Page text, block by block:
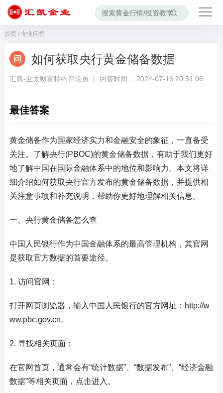
首页/ 专业问答
如何获取央行黄金储备数据
汇凯-亚太财富特约评论员 丨 回答时间： 2024-07-16 20:51:06
最佳答案
黄金储备作为国家经济实力和金融安全的象征，一直备受
关注。了解央行(PBOC)的黄金储备数据，有助于我们更好
地了解中国在国际金融体系中的地位和影响力。本文将详
细介绍如何获取央行官方发布的黄金储备数据，并提供相
关注意事项和补充说明，帮助你更好地理解相关信息。
一、央行黄金储备怎么查
中国人民银行作为中国金融体系的最高管理机构，其官网
是获取官方数据的首要途径。
1. 访问官网：
打开网页浏览器，输入中国人民银行的官方网址：http://w
ww.pbc.gov.cn。
2. 寻找相关页面：
在官网首页，通常会有“统计数据”、“数据发布”、“经济金融
数据”等相关页面，点击进入。